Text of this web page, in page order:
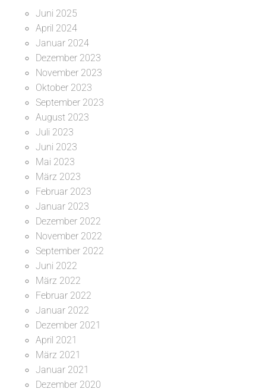
Juni 2025
April 2024
Januar 2024
Dezember 2023
November 2023
Oktober 2023
September 2023
August 2023
Juli 2023
Juni 2023
Mai 2023
März 2023
Februar 2023
Januar 2023
Dezember 2022
November 2022
September 2022
Juni 2022
März 2022
Februar 2022
Januar 2022
Dezember 2021
April 2021
März 2021
Januar 2021
Dezember 2020